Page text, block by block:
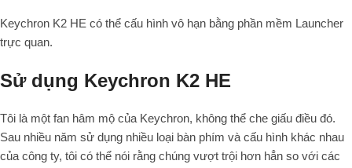
Keychron K2 HE có thể cấu hình vô hạn bằng phần mềm Launcher
trực quan.
Sử dụng Keychron K2 HE
Tôi là một fan hâm mộ của Keychron, không thể che giấu điều đó.
Sau nhiều năm sử dụng nhiều loại bàn phím và cấu hình khác nhau
của công ty, tôi có thể nói rằng chúng vượt trội hơn hẳn so với các